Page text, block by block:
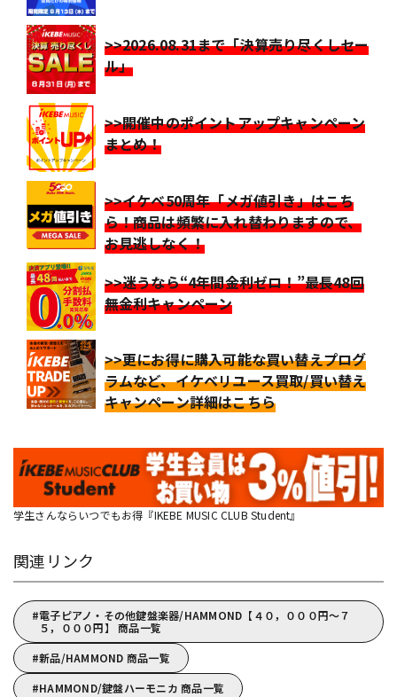
>>2026.08.31まで「決算売り尽くしセー
ル」
>>開催中のポイントアップキャンペーン
まとめ！
>>イケベ50周年「メガ値引き」はこち
ら！商品は頻繁に入れ替わりますので、
お見逃しなく！
>>迷うなら“4年間金利ゼロ！”最長48回
無金利キャンペーン
>>更にお得に購入可能な買い替えプログ
ラムなど、イケベリユース買取/買い替え
キャンペーン詳細はこちら
学生さんならいつでもお得『IKEBE MUSIC CLUB Student』
関連リンク
電子ピアノ・その他鍵盤楽器/HAMMOND【４０，０００円～７
５，０００円】 商品一覧
新品/HAMMOND 商品一覧
HAMMOND/鍵盤ハーモニカ 商品一覧